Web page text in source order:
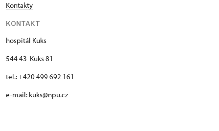
Kontakty
KONTAKT
hospitál Kuks
544 43 Kuks 81
tel.: +420 499 692 161
e-mail: kuks@npu.cz